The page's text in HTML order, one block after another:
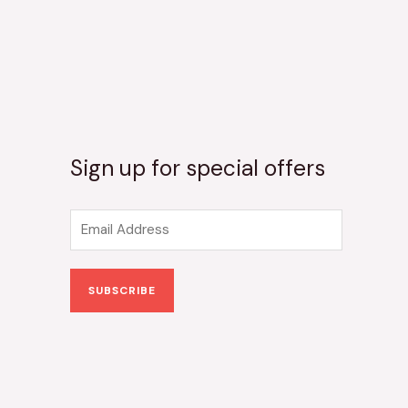
Sign up for special offers
m
a
SUBSCRIBE